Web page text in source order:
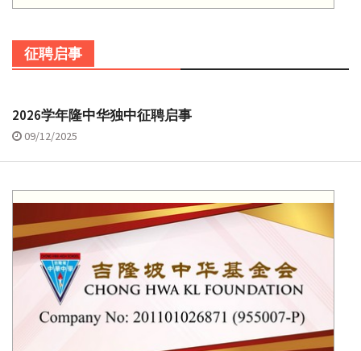
征聘启事
2026学年隆中华独中征聘启事
09/12/2025